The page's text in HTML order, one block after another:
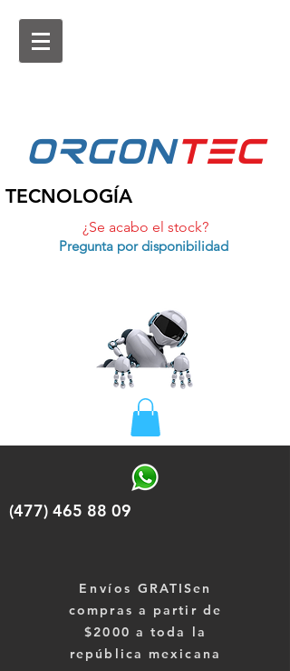
ORGONtEc
TECNOLOGÍA
¿Se acabo el stock?
Pregunta por disponibilidad
(477) 465 88 09
Envíos GRATISen
compras a partir de
$2000 a toda la
república mexicana